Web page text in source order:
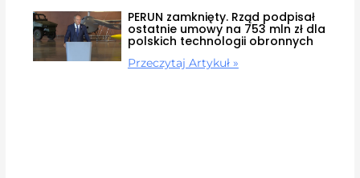
PERUN zamknięty. Rząd podpisał
ostatnie umowy na 753 mln zł dla
polskich technologii obronnych
Przeczytaj Artykuł »